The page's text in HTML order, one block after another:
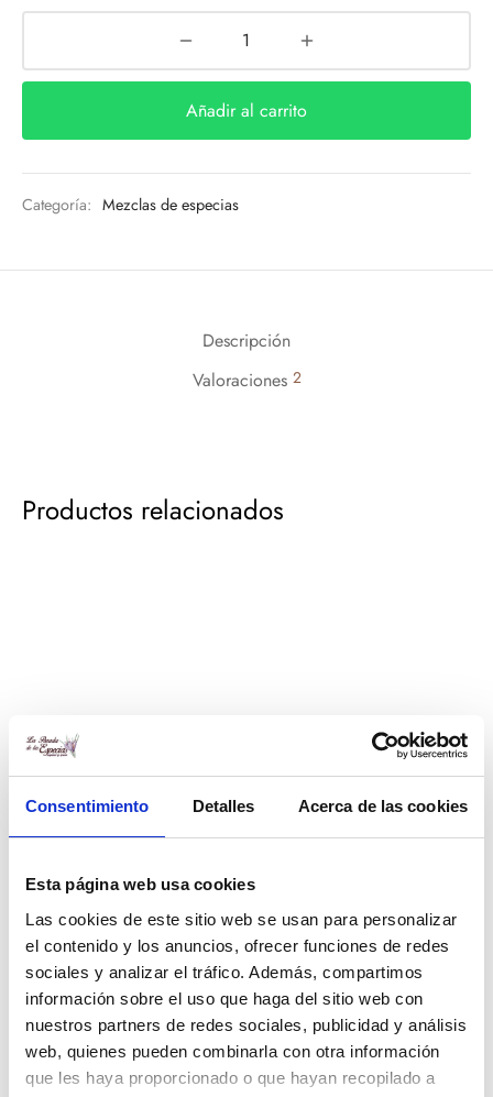
Consentimiento Detalles Acerca de las cookies
Esta página web usa cookies
Las cookies de este sitio web se usan para personalizar
el contenido y los anuncios, ofrecer funciones de redes
sociales y analizar el tráfico. Además, compartimos
información sobre el uso que haga del sitio web con
nuestros partners de redes sociales, publicidad y análisis
web, quienes pueden combinarla con otra información
que les haya proporcionado o que hayan recopilado a
Añadir al carrito
Categoría: Mezclas de especias
Descripción
Valoraciones 2
Productos relacionados
Especias para ensaladas
(sazonador)
0,90€ - 18,00€Rango
de
precios:
desde
0,90 €
hasta
Sazonador de pollo
1,00€ - 20,00€Rango
de
precios:
desde
1,00 €
hasta
20,00 €